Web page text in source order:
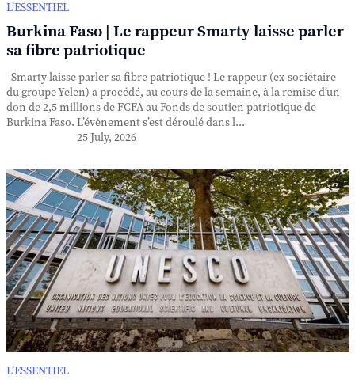
L’ESSENTIEL
Burkina Faso | Le rappeur Smarty laisse parler
sa fibre patriotique
Smarty laisse parler sa fibre patriotique ! Le rappeur (ex-sociétaire
du groupe Yelen) a procédé, au cours de la semaine, à la remise d’un
don de 2,5 millions de FCFA au Fonds de soutien patriotique de
Burkina Faso. L’évènement s’est déroulé dans l...
25 July, 2026
L’ESSENTIEL